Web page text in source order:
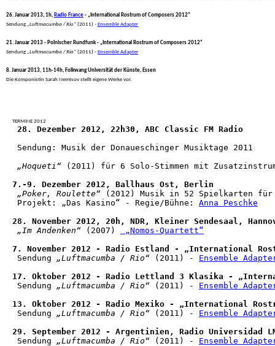
26. Januar 2013, 1h, Radio France - „International Rostrum of Composers 2012“
Sendung
„Luftmacumba / Rio“ (2011) - Ensemble Adapter
21. Januar 2013 - Polnischer Rundfunk - „International Rostrum of Composers 2012“
Sendung
„Luftmacumba / Rio“ (2011) - Ensemble Adapter
8. Januar 2013, 11h-14h, Folkwang Universität der Künste, Essen
Die Komponistin Sarah Nemtsov stellt eigene Werke vor.
TERMINE 2012
28. Dezember 2012, 22h30, ABC Classic FM Radio
Sendung: Musik der Donaueschinger Musiktage 2011
„Hoqueti“ (2011) für 6 Solo-Stimmen mit
7.-9. Dezember 2012, Ballhaus Ost, Berlin
„Poker, Roulette“ (2012) Musik in 52 Spielkarten für
Projekt: „Das Kasino“ - Regie/Bühne: Anna Peschke
28. November 2012, 20h, NDR, Kleiner Sendesaal,
„Im Andenken“ (2007)
„Nomos-Quartett“
7. November 2012 - Radio Estland - „International
Sendung „Luftmacumba / Rio“ (2011) - Ensemble
17. Oktober 2012 - Radio Lettland 3 Klasika -
Sendung „Luftmacumba / Rio“ (2011) - Ensemble
13. Oktober 2012 - Radio Mexiko - „International
Sendung „Luftmacumba / Rio“ (2011) - Ensemble
29. September 2012 - Argentinien, Radio Universidad
Sendung „Luftmacumba / Rio“ (2011) - Ensemble